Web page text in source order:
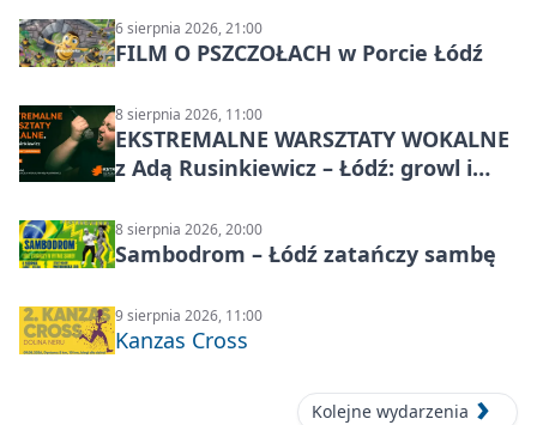
6 sierpnia 2026, 21:00
FILM O PSZCZOŁACH w Porcie Łódź
8 sierpnia 2026, 11:00
EKSTREMALNE WARSZTATY WOKALNE
z Adą Rusinkiewicz – Łódź: growl i
8 sierpnia 2026, 20:00
Sambodrom – Łódź zatańczy sambę
9 sierpnia 2026, 11:00
Kanzas Cross
Kolejne wydarzenia